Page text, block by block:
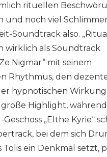
rituellen
und noch viel
Soundtrack also.
wirklich als Soundtrack
Nigmar“ mit seinem
Rhythmus, den
hypnotischen Wirkung
große Highlight,
„Elthe Kyrie“
bei dem sich
Tolis ein Denkmal setzt,